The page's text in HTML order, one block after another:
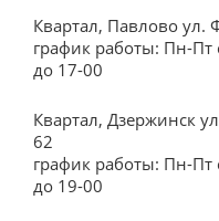
Квартал, Павлово ул.
график работы: Пн-Пт
до 17-00
Квартал, Дзержинск
62
график работы: Пн-Пт
до 19-00